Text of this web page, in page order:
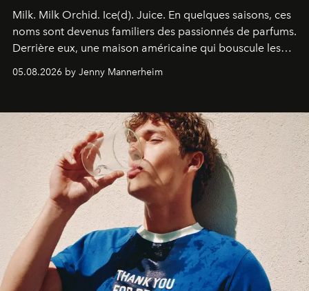
Milk. Milk Orchid. Ice(d). Juice. En quelques saisons, ces
noms sont devenus familiers des passionnés de parfums.
Derrière eux, une maison américaine qui bouscule les
codes de la parfumerie contemporaine en proposant
une approche aussi intuitive que personnelle :
05.08.2026 by Jenny Mannerheim